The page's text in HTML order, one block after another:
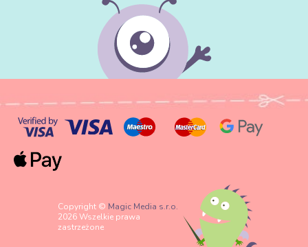
Copyright © Magic Media s.r.o.
2026 Wszelkie prawa
zastrzeżone